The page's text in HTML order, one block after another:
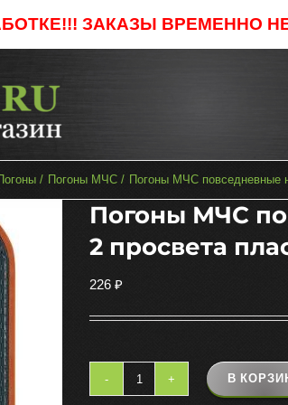
ЗАКАЗЫ ВРЕМЕННО
Погоны МЧС Погоны МЧС повседневные
Погоны МЧС
2 просвета
226 ₽
Количество
В